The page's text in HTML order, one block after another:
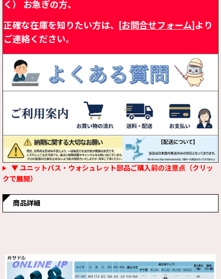
く） お急ぎの方、
正確な在庫を知りたい方は、[お問合せフォーム]より
ご連絡ください。
▼ ユニットバス・ウォシュレット部品ご購入前の注意点（クリッ
クで展開）
商品詳細